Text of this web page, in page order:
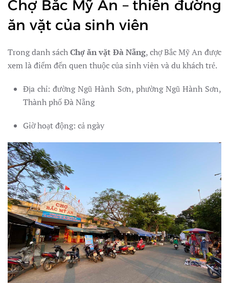
Chợ Bắc Mỹ An – thiên đường
ăn vặt của sinh viên
Trong danh sáchChợ ăn vặt Đà Nẵng, chợ Bắc Mỹ An được
xem là điểm đến quen thuộc của sinh viên và du khách trẻ.
Địa chỉ: đường Ngũ Hành Sơn, phường Ngũ Hành Sơn,
Thành phố Đà Nẵng
Giờ hoạt động: cả ngày